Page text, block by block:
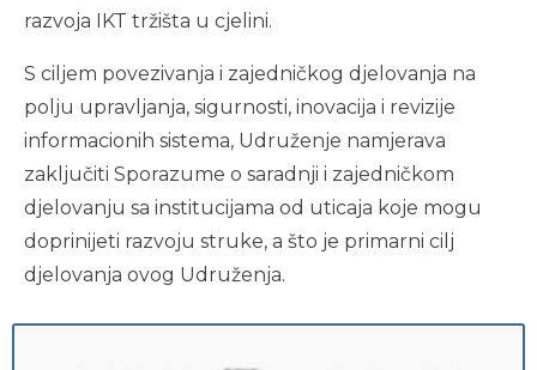
razvoja IKT tržišta u cjelini.
S ciljem povezivanja i zajedničkog djelovanja na
polju upravljanja, sigurnosti, inovacija i revizije
informacionih sistema, Udruženje namjerava
zaključiti Sporazume o saradnji i zajedničkom
djelovanju sa institucijama od uticaja koje mogu
doprinijeti razvoju struke, a što je primarni cilj
djelovanja ovog Udruženja.